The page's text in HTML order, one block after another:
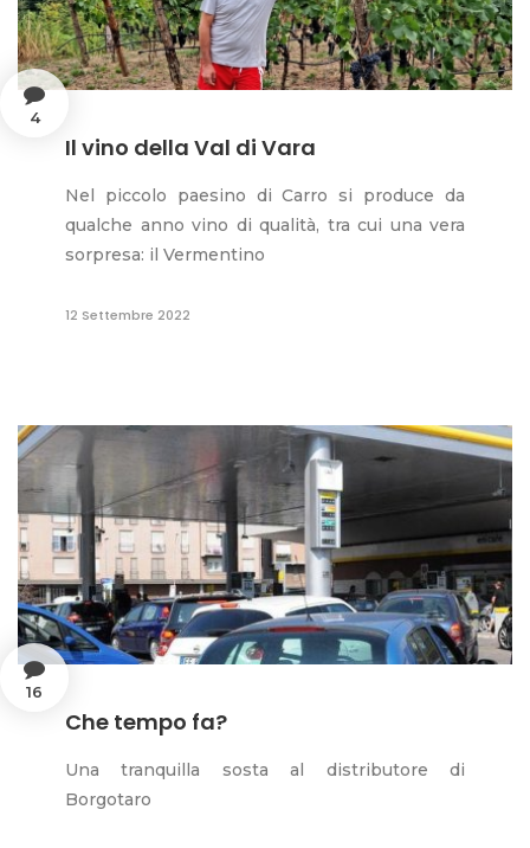
4
Il vino della Val di Vara
Nel piccolo paesino di Carro si produce da
qualche anno vino di qualità, tra cui una vera
sorpresa: il Vermentino
12 Settembre 2022
16
Che tempo fa?
Una tranquilla sosta al distributore di
Borgotaro